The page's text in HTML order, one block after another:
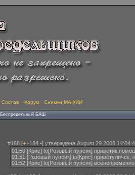
Состав · Форум · Снимки МАФИИ
Беспредельный БАШ
#168 [+ -184 -] утверждена August 29 2008
01:50 [Крис] to[Розовый пупсик]
01:51 [Розовый пупсик] to[Крис]
01:52 [Крис] to[Розовый пупсик]